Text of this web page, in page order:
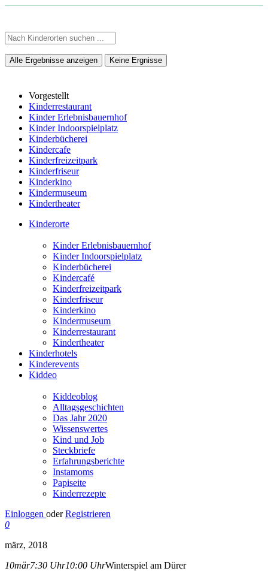
Alle Ergebnisse anzeigen Keine Ergnisse
Vorgestellt
Kinderrestaurant
Kinder Erlebnisbauernhof
Kinder Indoorspielplatz
Kinderbücherei
Kindercafe
Kinderfreizeitpark
Kinderfriseur
Kinderkino
Kindermuseum
Kindertheater
Kinderorte
Kinder Erlebnisbauernhof
Kinder Indoorspielplatz
Kinderbücherei
Kindercafé
Kinderfreizeitpark
Kinderfriseur
Kinderkino
Kindermuseum
Kinderrestaurant
Kindertheater
Kinderhotels
Kinderevents
Kiddeo
Kiddeoblog
Alltagsgeschichten
Das Jahr 2020
Wissenswertes
Kind und Job
Steckbriefe
Erfahrungsberichte
Instamoms
Papiseite
Kinderrezepte
Einloggen oder Registrieren
0
märz, 2018
10mär7:30 Uhr10:00 UhrWinterspiel am Dürer